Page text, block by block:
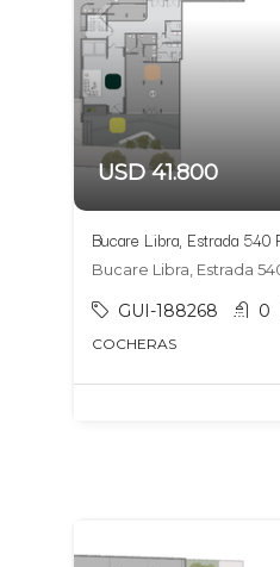
USD 41.800
GUI-188268 0
COCHERAS